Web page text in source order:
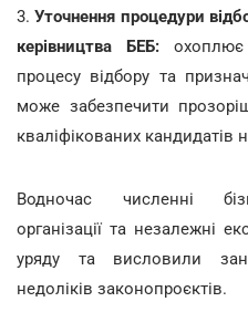
3.Уточнення процедури
керівництва БЕБ:охоплює
процесу відбору та
може забезпечити
кваліфікованих кандидатів
Водночас численні
організації та незалежні
уряду та висловили
недоліків законопроєктів.